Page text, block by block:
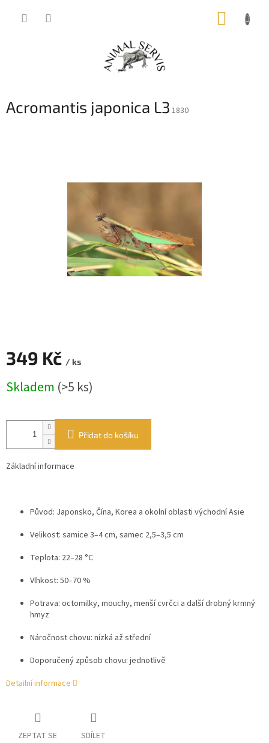
Acromantis japonica L3 1830
349 Kč / ks
cena:
Skladem (>5 ks)
Přidat do košíku
Základní informace
Původ: Japonsko, Čína, Korea a okolní oblasti východní Asie
Velikost: samice 3–4 cm, samec 2,5–3,5 cm
Teplota: 22–28 °C
Vlhkost: 50–70 %
Potrava: octomilky, mouchy, menší cvrčci a další drobný krmný
hmyz
Náročnost chovu: nízká až střední
Doporučený způsob chovu: jednotlivě
Detailní informace
ZEPTAT SE SDÍLET